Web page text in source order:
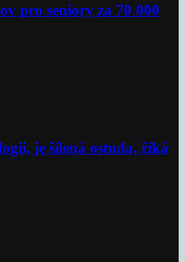
pro seniory za 70 000
je šílená ostuda, říká